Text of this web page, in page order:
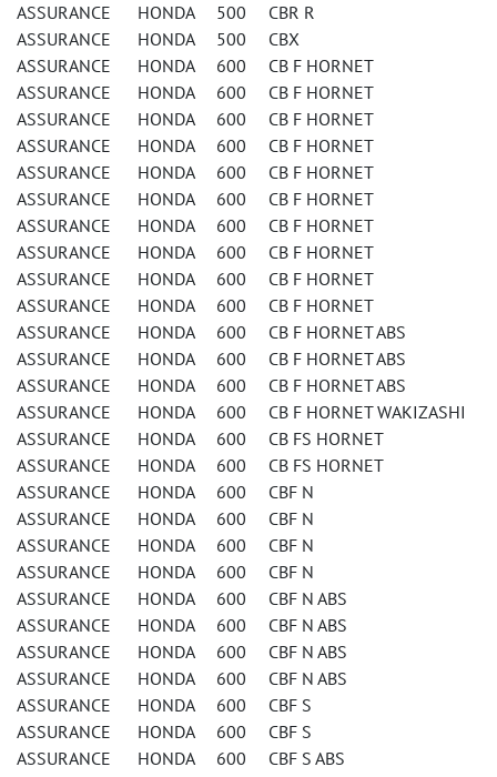
ASSURANCE HONDA 500 CBR R
ASSURANCE HONDA 500 CBX
ASSURANCE HONDA 600 CB F HORNET
ASSURANCE HONDA 600 CB F HORNET
ASSURANCE HONDA 600 CB F HORNET
ASSURANCE HONDA 600 CB F HORNET
ASSURANCE HONDA 600 CB F HORNET
ASSURANCE HONDA 600 CB F HORNET
ASSURANCE HONDA 600 CB F HORNET
ASSURANCE HONDA 600 CB F HORNET
ASSURANCE HONDA 600 CB F HORNET
ASSURANCE HONDA 600 CB F HORNET
ASSURANCE HONDA 600 CB F HORNET ABS
ASSURANCE HONDA 600 CB F HORNET ABS
ASSURANCE HONDA 600 CB F HORNET ABS
ASSURANCE HONDA 600 CB F HORNET WAKIZASHI
ASSURANCE HONDA 600 CB FS HORNET
ASSURANCE HONDA 600 CB FS HORNET
ASSURANCE HONDA 600 CBF N
ASSURANCE HONDA 600 CBF N
ASSURANCE HONDA 600 CBF N
ASSURANCE HONDA 600 CBF N
ASSURANCE HONDA 600 CBF N ABS
ASSURANCE HONDA 600 CBF N ABS
ASSURANCE HONDA 600 CBF N ABS
ASSURANCE HONDA 600 CBF N ABS
ASSURANCE HONDA 600 CBF S
ASSURANCE HONDA 600 CBF S
ASSURANCE HONDA 600 CBF S ABS